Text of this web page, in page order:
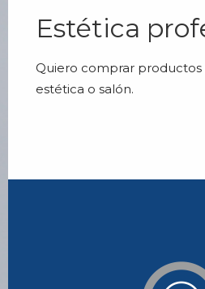
Estética
Quiero comprar
estética o salón.